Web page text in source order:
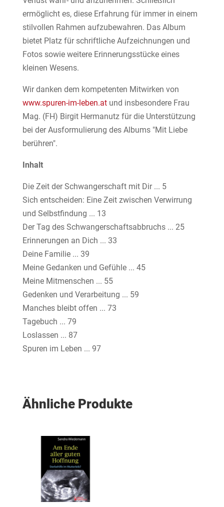
ermöglicht es, diese Erfahrung für immer in einem
stilvollen Rahmen aufzubewahren. Das Album
bietet Platz für schriftliche Aufzeichnungen und
Fotos sowie weitere Erinnerungsstücke eines
kleinen Wesens.
Wir danken dem kompetenten Mitwirken von
www.spuren-im-leben.atund insbesondere Frau
Mag. (FH) Birgit Hermanutz für die Unterstützung
bei der Ausformulierung des Albums "Mit Liebe
berühren".
Inhalt
Die Zeit der Schwangerschaft mit Dir ... 5
Sich entscheiden: Eine Zeit zwischen Verwirrung
und Selbstfindung ... 13
Der Tag des Schwangerschaftsabbruchs ... 25
Erinnerungen an Dich ... 33
Deine Familie ... 39
Meine Gedanken und Gefühle ... 45
Meine Mitmenschen ... 55
Gedenken und Verarbeitung ... 59
Manches bleibt offen ... 73
Tagebuch ... 79
Loslassen ... 87
Spuren im Leben ... 97
Ähnliche Produkte